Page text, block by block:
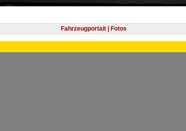
Fahrzeugportait | Fotos